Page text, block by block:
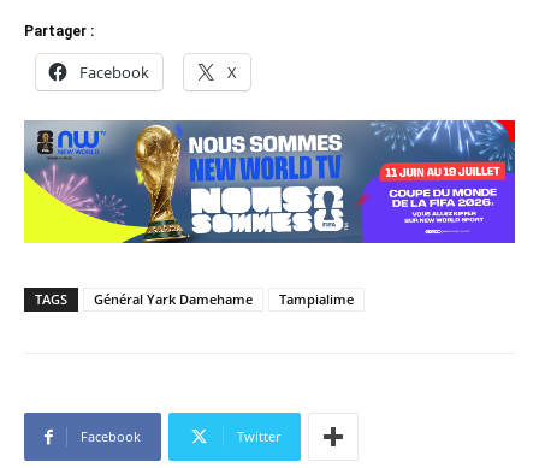
Partager :
Facebook X
TAGS Général Yark Damehame Tampialime
Facebook Twitter